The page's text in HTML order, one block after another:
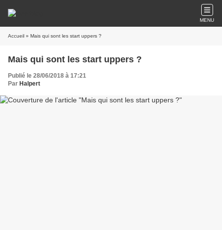
MENU
Accueil » Mais qui sont les start uppers ?
Mais qui sont les start uppers ?
Publié le 28/06/2018 à 17:21
Par Halpert